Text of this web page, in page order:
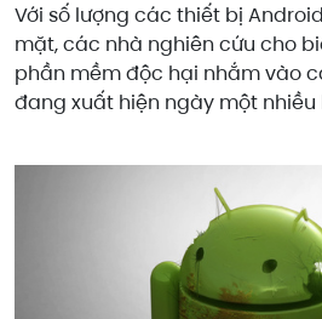
Với số lượng các thiết bị
mặt, các nhà nghiên cứu cho
phần mềm độc hại nhắm vào
đang xuất hiện ngày một nhiều